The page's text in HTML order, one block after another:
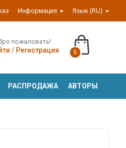
Информация Язык (RU)
пожаловать!
/ Регистрация 0
РАСПРОДАЖА АВТОРЫ